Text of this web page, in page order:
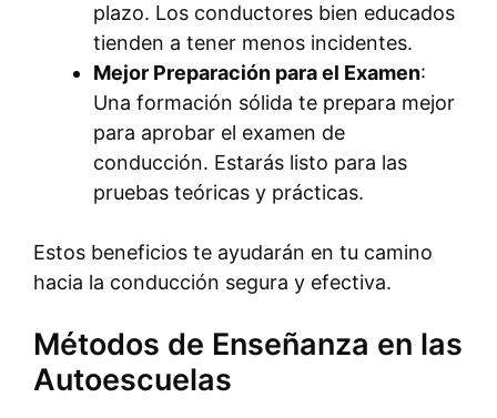
plazo. Los conductores bien educados
tienden a tener menos incidentes.
Mejor Preparación para el Examen:
Una formación sólida te prepara mejor
para aprobar el examen de
conducción. Estarás listo para las
pruebas teóricas y prácticas.
Estos beneficios te ayudarán en tu camino
hacia la conducción segura y efectiva.
Métodos de Enseñanza en las
Autoescuelas